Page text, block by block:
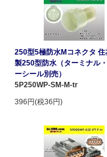
250型5極防水Mコネクタ 住
製250型防水（ターミナル
ーシール別売）
5P250WP-SM-M-tr
396円(税36円)